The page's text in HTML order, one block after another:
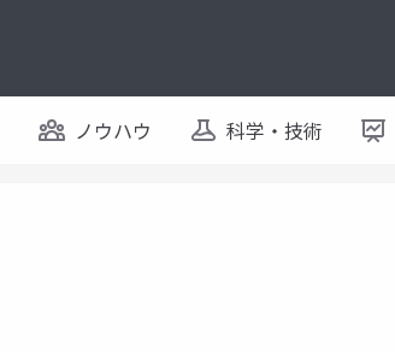
ノウハウ 科学・技術